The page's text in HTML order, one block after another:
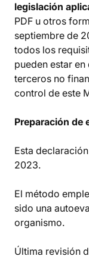
legislación
PDF u otros
septiembre de
todos los
pueden estar
terceros no
control de este
Preparación de
Esta
2023.
El método
sido una
organismo.
Última revisión